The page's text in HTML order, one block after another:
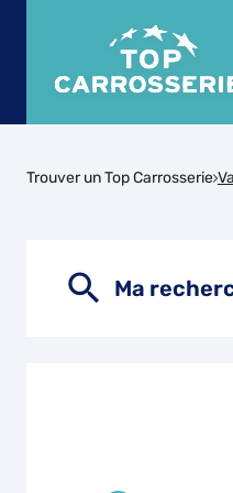
Trouver un Top Carrosserie
Ma